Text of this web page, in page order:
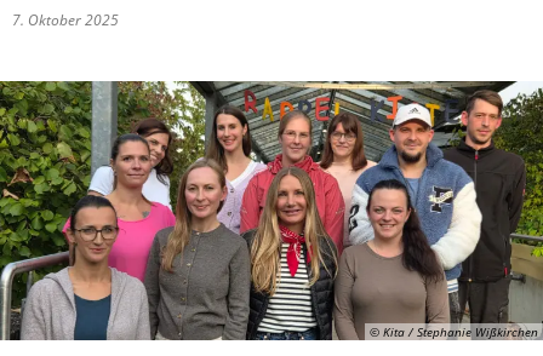
7. Oktober 2025
© Kita / Stephanie Wißkirchen